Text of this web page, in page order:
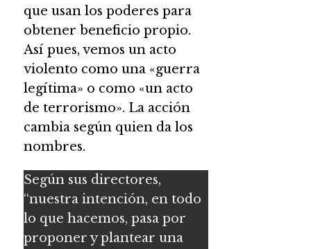
que usan los poderes para
obtener beneficio propio.
Así pues, vemos un acto
violento como una «guerra
legítima» o como «un acto
de terrorismo». La acción
cambia según quien da los
nombres.
Según sus directores,
“nuestra intención, en todo
lo que hacemos, pasa por
proponer y plantear una